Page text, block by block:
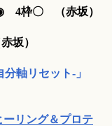
4枠〇 （赤坂）
赤坂）
分軸リセット-」
ーリング＆プロテ